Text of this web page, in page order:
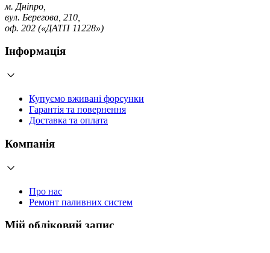
м. Дніпро,
вул. Берегова, 210,
оф. 202 («ДАТП 11228»)
Інформація
Купуємо вживані форсунки
Гарантія та повернення
Доставка та оплата
Компанія
Про нас
Ремонт паливних систем
Мій обліковий запис